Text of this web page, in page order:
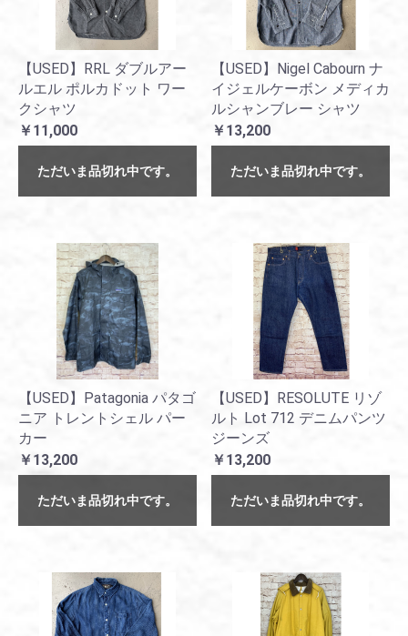
【USED】RRL ダブルアー
ルエル ポルカドット ワー
クシャツ
￥11,000
ただいま品切れ中です。
【USED】Nigel Cabourn ナ
イジェルケーボン メディカ
ルシャンブレー シャツ
￥13,200
ただいま品切れ中です。
【USED】Patagonia パタゴ
ニア トレントシェル パー
カー
￥13,200
ただいま品切れ中です。
【USED】RESOLUTE リゾ
ルト Lot 712 デニムパンツ
ジーンズ
￥13,200
ただいま品切れ中です。